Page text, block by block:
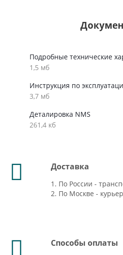
Подробные технические
1,5 мб
Инструкция по
3,7 мб
Деталировка NMS
261,4 кб
Доставка
1. По России -
2. По Москве -
Способы оплаты